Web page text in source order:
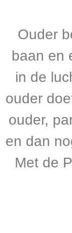
Ouder
baan en
in de
ouder
ouder,
en dan
Met de